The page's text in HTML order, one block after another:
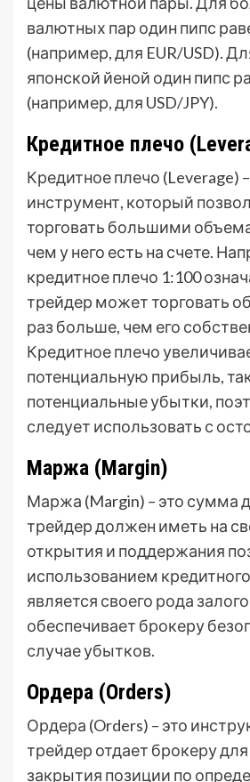
валютных пар один пипс
(например, для EUR/USD).
японской йеной один пипс
(например, для USD/JPY).
Кредитное плечо
Кредитное плечо (Leverage)
инструмент, который
торговать большими
чем у него есть на счете.
кредитное плечо 1:100
трейдер может торговать
раз больше, чем его
Кредитное плечо
потенциальную прибыль,
потенциальные убытки,
следует использовать с
Маржа (Margin)
Маржа (Margin) – это сумма
трейдер должен иметь на
открытия и поддержания
использованием
является своего рода
обеспечивает брокеру
случае убытков.
Ордера (Orders)
Ордера (Orders) – это
трейдер отдает брокеру
закрытия позиции по